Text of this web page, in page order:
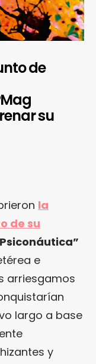
de
su
la
de su
e
arriesgamos
largo a base
y